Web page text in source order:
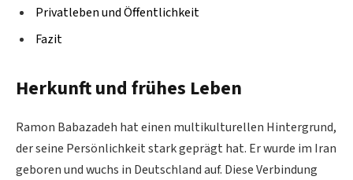
Privatleben und Öffentlichkeit
Fazit
Herkunft und frühes Leben
Ramon Babazadeh hat einen multikulturellen Hintergrund,
der seine Persönlichkeit stark geprägt hat. Er wurde im Iran
geboren und wuchs in Deutschland auf. Diese Verbindung